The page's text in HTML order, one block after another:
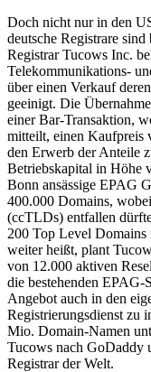
Doch nicht nur in den
deutsche Registrare
Registrar Tucows Inc.
Telekommunikations-
über einen Verkauf
geeinigt. Die
einer Bar-Transaktion,
mitteilt, einen
den Erwerb der Anteile
Betriebskapital in Höhe
Bonn ansässige EPAG
400.000 Domains,
(ccTLDs) entfallen
200 Top Level Domains
weiter heißt, plant
von 12.000 aktiven
die bestehenden EPAG-
Angebot auch in den
Registrierungsdienst zu
Mio. Domain-Namen
Tucows nach GoDaddy
Registrar der Welt.